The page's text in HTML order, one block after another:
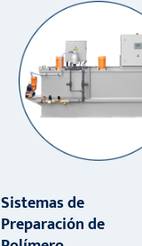
Sistemas de
Preparación de